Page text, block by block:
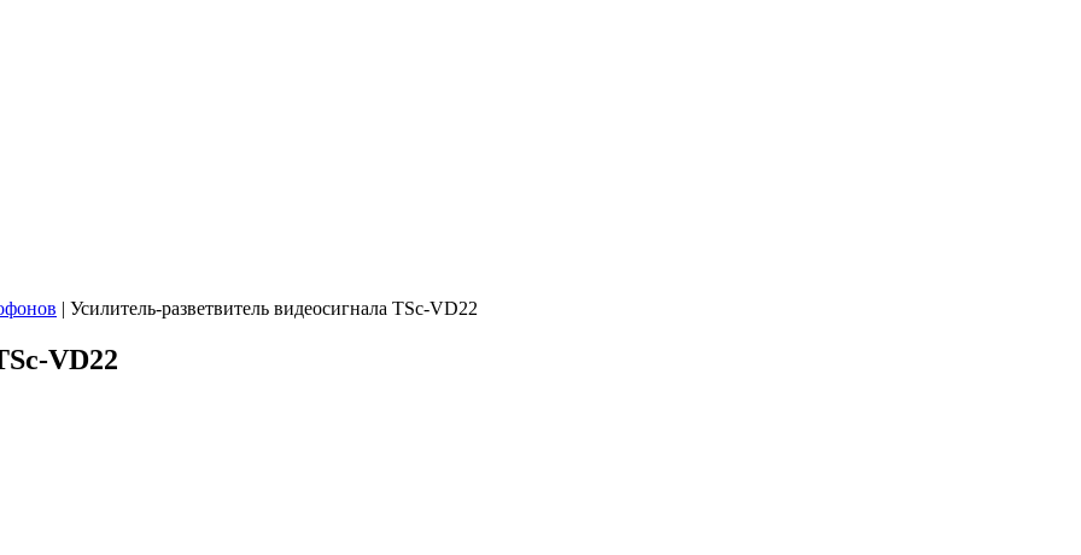
| Усилитель-разветвитель видеосигнала TSc-VD22
VD22